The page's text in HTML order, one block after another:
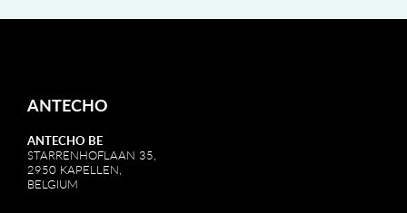
ANTECHO
ANTECHO BE
STARRENHOFLAAN 35,
2950 KAPELLEN,
BELGIUM